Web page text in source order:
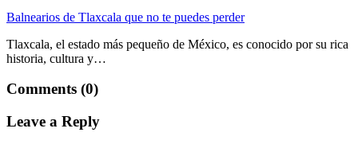
Balnearios de Tlaxcala que no te puedes perder
Tlaxcala, el estado más pequeño de México, es conocido por su rica
historia, cultura y…
Comments (0)
Leave a Reply